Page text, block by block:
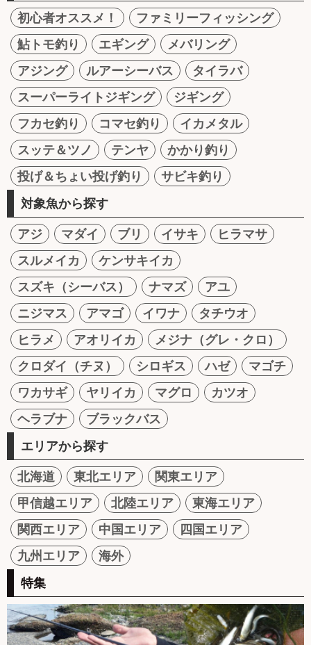
初心者オススメ！
ファミリーフィッシング
鮎トモ釣り
エギング
メバリング
アジング
ルアーシーバス
タイラバ
スーパーライトジギング
ジギング
フカセ釣り
コマセ釣り
イカメタル
スッテ＆ツノ
テンヤ
かかり釣り
投げ＆ちょい投げ釣り
サビキ釣り
対象魚から探す
アジ マダイ ブリ イサキ
ヒラマサ
スルメイカ
ケンサキイカ
スズキ（シーバス）
ナマズ
アユ
ニジマス
アマゴ イワナ
タチウオ
ヒラメ
アオリイカ
メジナ（グレ・クロ）
クロダイ（チヌ）
シロギス ハゼ
マゴチ
ワカサギ
ヤリイカ マグロ
カツオ
ヘラブナ
ブラックバス
エリアから探す
北海道 東北エリア
関東エリア
甲信越エリア
北陸エリア
東海エリア
関西エリア
中国エリア
四国エリア
九州エリア
海外
特集